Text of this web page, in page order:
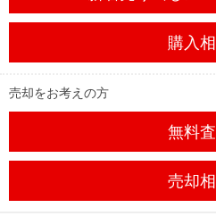
購入
売却をお考えの方
無料
売却